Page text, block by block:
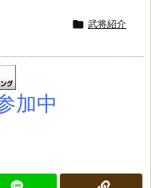
 武将紹介
加中